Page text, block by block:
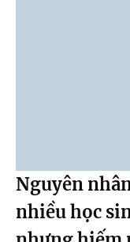
Nguyên
nhiều học